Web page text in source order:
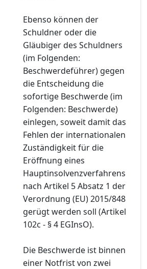
Ebenso können der
Schuldner oder die
Gläubiger des Schuldners
(im Folgenden:
Beschwerdeführer) gegen
die Entscheidung die
sofortige Beschwerde (im
Folgenden: Beschwerde)
einlegen, soweit damit das
Fehlen der internationalen
Zuständigkeit für die
Eröffnung eines
Hauptinsolvenzverfahrens
nach Artikel 5 Absatz 1 der
Verordnung (EU) 2015/848
gerügt werden soll (Artikel
102c - § 4 EGInsO).
Die Beschwerde ist binnen
einer Notfrist von zwei